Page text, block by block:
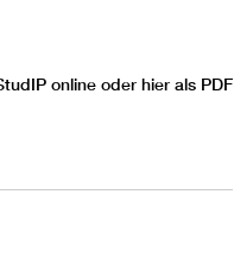
online oder hier als PDF